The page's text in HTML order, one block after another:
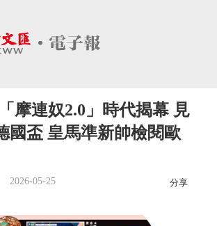
摩連奴2.0」時代揭幕 見
國盃 皇馬準新帥檢閱歐
2026-05-25 分享